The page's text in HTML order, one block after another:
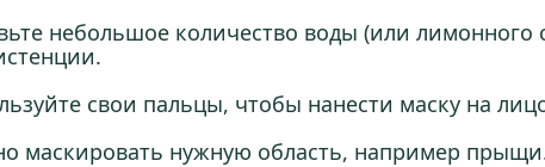
небольшое количество воды (или лимонного
свои пальцы, чтобы нанести маску на
маскировать нужную область, например